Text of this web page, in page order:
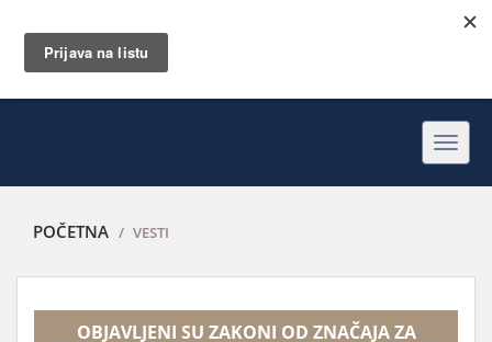
POČETNA VESTI
OBJAVLJENI SU ZAKONI OD ZNAČAJA ZA